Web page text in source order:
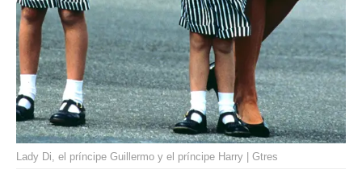
Lady Di, el príncipe Guillermo y el príncipe Harry | Gtres